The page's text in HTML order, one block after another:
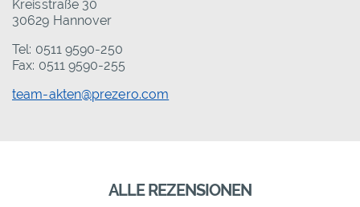
Kreisstraße 30
30629 Hannover
Tel: 0511 9590-250
Fax: 0511 9590-255
team-akten@prezero.com
ALLE REZENSIONEN